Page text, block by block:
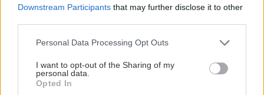
Downstream Participants that may further disclose it to other
Please note that this website/app uses one or more Google
not limited to your visit or usage behaviour. You may click to
grant or deny consent to Google and its third-party tags to
use your data for below specified purposes in below Google
Personal Data Processing Opt Outs
I want to opt-out of the Sharing of my
personal data.
Opted In